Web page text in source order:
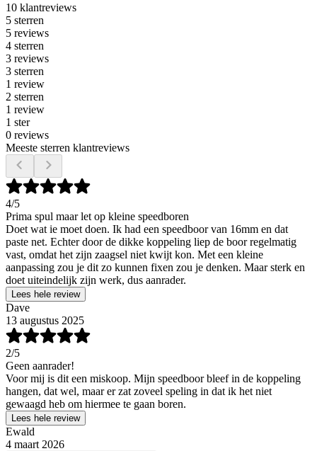
10 klantreviews
5 sterren
5 reviews
4 sterren
3 reviews
3 sterren
1 review
2 sterren
1 review
1 ster
0 reviews
Meeste sterren klantreviews
4/5
Prima spul maar let op kleine speedboren
Doet wat ie moet doen. Ik had een speedboor van 16mm en dat
paste net. Echter door de dikke koppeling liep de boor regelmatig
vast, omdat het zijn zaagsel niet kwijt kon. Met een kleine
aanpassing zou je dit zo kunnen fixen zou je denken. Maar sterk en
doet uiteindelijk zijn werk, dus aanrader.
Lees hele review
Dave
13 augustus 2025
2/5
Geen aanrader!
Voor mij is dit een miskoop. Mijn speedboor bleef in de koppeling
hangen, dat wel, maar er zat zoveel speling in dat ik het niet
gewaagd heb om hiermee te gaan boren.
Lees hele review
Ewald
4 maart 2026